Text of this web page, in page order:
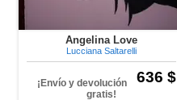
Angelina Love
Lucciana Saltarelli
636 $
¡Envío y devolución
gratis!